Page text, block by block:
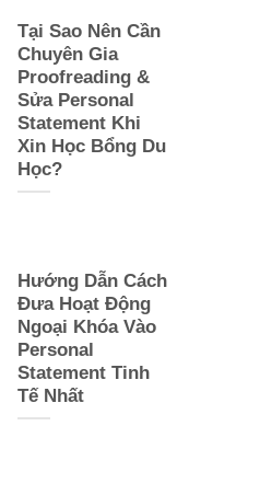
Tại Sao Nên Cần
Chuyên Gia
Proofreading &
Sửa Personal
Statement Khi
Xin Học Bổng Du
Học?
Hướng Dẫn Cách
Đưa Hoạt Động
Ngoại Khóa Vào
Personal
Statement Tinh
Tế Nhất